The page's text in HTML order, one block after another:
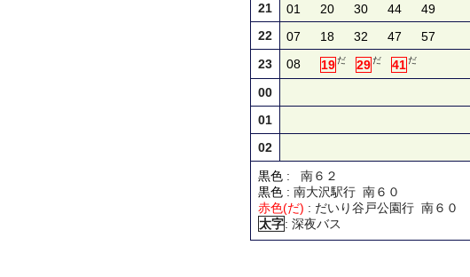
21
01 20 30 44 49
22
07 18 32 47 57
23
08 19だ 29だ 41だ
00
01
02
黒色 : 南６２
黒色 : 南大沢駅行 南６０
赤色(だ) : だいり谷戸公園行 南６０
太字: 深夜バス